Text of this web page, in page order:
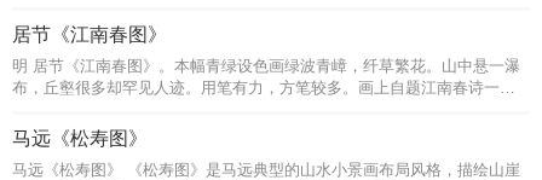
帜，唐寅、仇英为其门下高足。 此画是周臣为裴春泉绘其隐居小憩的情
景。松......
居节《江南春图》
明 居节《江南春图》。本幅青绿设色画绿波青嶂，纤草繁花。山中悬一瀑
布，丘壑很多却罕见人迹。用笔有力，方笔较多。画上自题江南春诗一
于辛卯（1531）年。 居节（活动于1531至1585年前后），字士贞，号商
谷，江苏吴......
马远《松寿图》
马远《松寿图》 《松寿图》是马远典型的山水小景画布局风格，描绘山崖